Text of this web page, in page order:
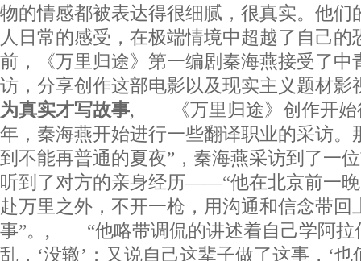
物的情感都被表达得很细腻，很真实。他们
人日常的感受，在极端情境中超越了自
前，《万里归途》第一编剧秦海燕接受了中
访，分享创作这部电影以及现实主义题
为真实才写故事, 《万里归途》创作开
年，秦海燕开始进行一些翻译职业的采访。
到不能再普通的夏夜”，秦海燕采访到了一
听到了对方的亲身经历——“他在北京前一
赴万里之外，不开一枪，用沟通和信念带回
事”。, “他略带调侃的讲述着自己学阿拉
乱，‘没辙’；又说自己这辈子做了这事，‘